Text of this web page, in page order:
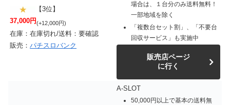
【3位】
37,000円(+12,000円)
在庫：在庫切れ/送料：要確認
販売： パチスロバンク
場合は、１台分のみ送料無料！
一部地域を除く
「複数台セット割」、「不要台
回収サービス」も実施中
販売店ページ
に行く
A-SLOT
50,000円以上で基本の送料無